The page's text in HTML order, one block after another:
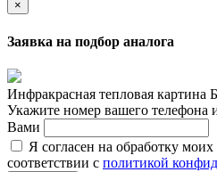
×
Заявка на подбор аналога
Инфракрасная тепловая картина
Укажите номер вашего телефона
Вами
Я согласен на обработку
соответствии с политикой